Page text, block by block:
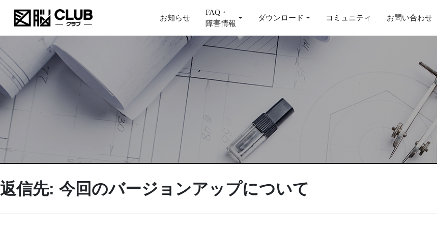
お知らせ
FAQ・
障害情報
ダウンロード コミュニティ お問い合わせ
返信先: 今回のバージョンアップについて